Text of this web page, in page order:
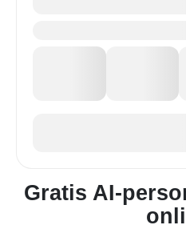
Gratis AI-